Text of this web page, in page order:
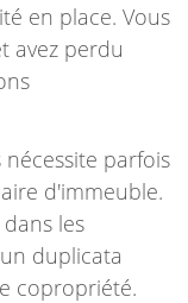
en place. Vous
avez perdu
parfois
d'immeuble.
les
duplicata
copropriété.